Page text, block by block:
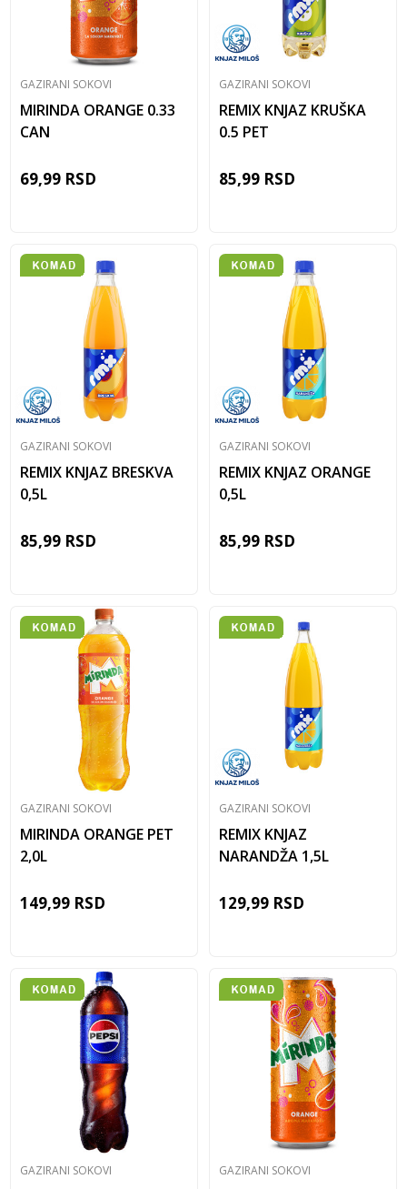
GAZIRANI SOKOVI
MIRINDA ORANGE 0.33
CAN
69,99 RSD
GAZIRANI SOKOVI
REMIX KNJAZ KRUŠKA
0.5 PET
85,99 RSD
GAZIRANI SOKOVI
REMIX KNJAZ BRESKVA
0,5L
85,99 RSD
GAZIRANI SOKOVI
REMIX KNJAZ ORANGE
0,5L
85,99 RSD
GAZIRANI SOKOVI
MIRINDA ORANGE PET
2,0L
149,99 RSD
GAZIRANI SOKOVI
REMIX KNJAZ
NARANDŽA 1,5L
129,99 RSD
GAZIRANI SOKOVI GAZIRANI SOKOVI